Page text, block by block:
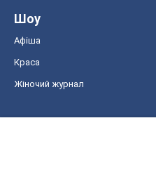
Шоу
Афіша
Краса
Жіночий журнал